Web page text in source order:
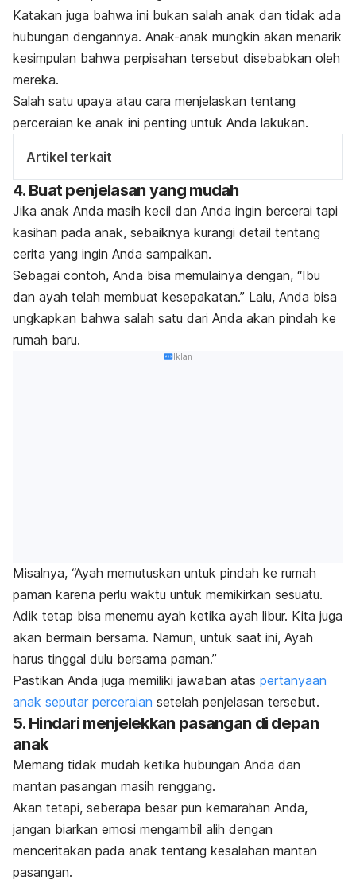
Katakan juga bahwa ini bukan salah anak dan tidak ada
hubungan dengannya. Anak-anak mungkin akan menarik
kesimpulan bahwa perpisahan tersebut disebabkan oleh
mereka.
Salah satu upaya atau cara menjelaskan tentang
perceraian ke anak ini penting untuk Anda lakukan.
Artikel terkait
4. Buat penjelasan yang mudah
Jika anak Anda masih kecil dan Anda ingin bercerai tapi
kasihan pada anak, sebaiknya kurangi detail tentang
cerita yang ingin Anda sampaikan.
Sebagai contoh, Anda bisa memulainya dengan, “Ibu
dan ayah telah membuat kesepakatan.” Lalu, Anda bisa
ungkapkan bahwa salah satu dari Anda akan pindah ke
rumah baru.
Iklan
Misalnya, “Ayah memutuskan untuk pindah ke rumah
paman karena perlu waktu untuk memikirkan sesuatu.
Adik tetap bisa menemu ayah ketika ayah libur. Kita juga
akan bermain bersama. Namun, untuk saat ini, Ayah
harus tinggal dulu bersama paman.”
Pastikan Anda juga memiliki jawaban atas pertanyaan
anak seputar perceraian setelah penjelasan tersebut.
5. Hindari menjelekkan pasangan di depan
anak
Memang tidak mudah ketika hubungan Anda dan
mantan pasangan masih renggang.
Akan tetapi, seberapa besar pun kemarahan Anda,
jangan biarkan emosi mengambil alih dengan
menceritakan pada anak tentang kesalahan mantan
pasangan.